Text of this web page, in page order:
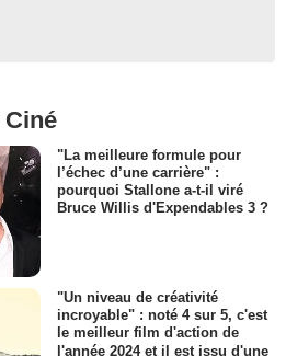
"La meilleure formule pour
l’échec d’une carrière" :
pourquoi Stallone a-t-il viré
Bruce Willis d'Expendables 3 ?
"Un niveau de créativité
incroyable" : noté 4 sur 5, c'est
le meilleur film d'action de
l'année 2024 et il est issu d'une